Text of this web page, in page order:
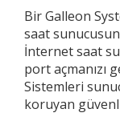
Bir Galleon
saat
İnternet saat
port açmanızı
Sistemleri
koruyan